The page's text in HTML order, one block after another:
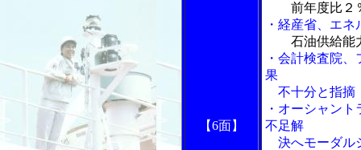
【6面】
前年度比２
・経産省、エ
石油供給能
・会計検査院
果
不十分と指摘
・オーシャン
不足解
決へモーダル